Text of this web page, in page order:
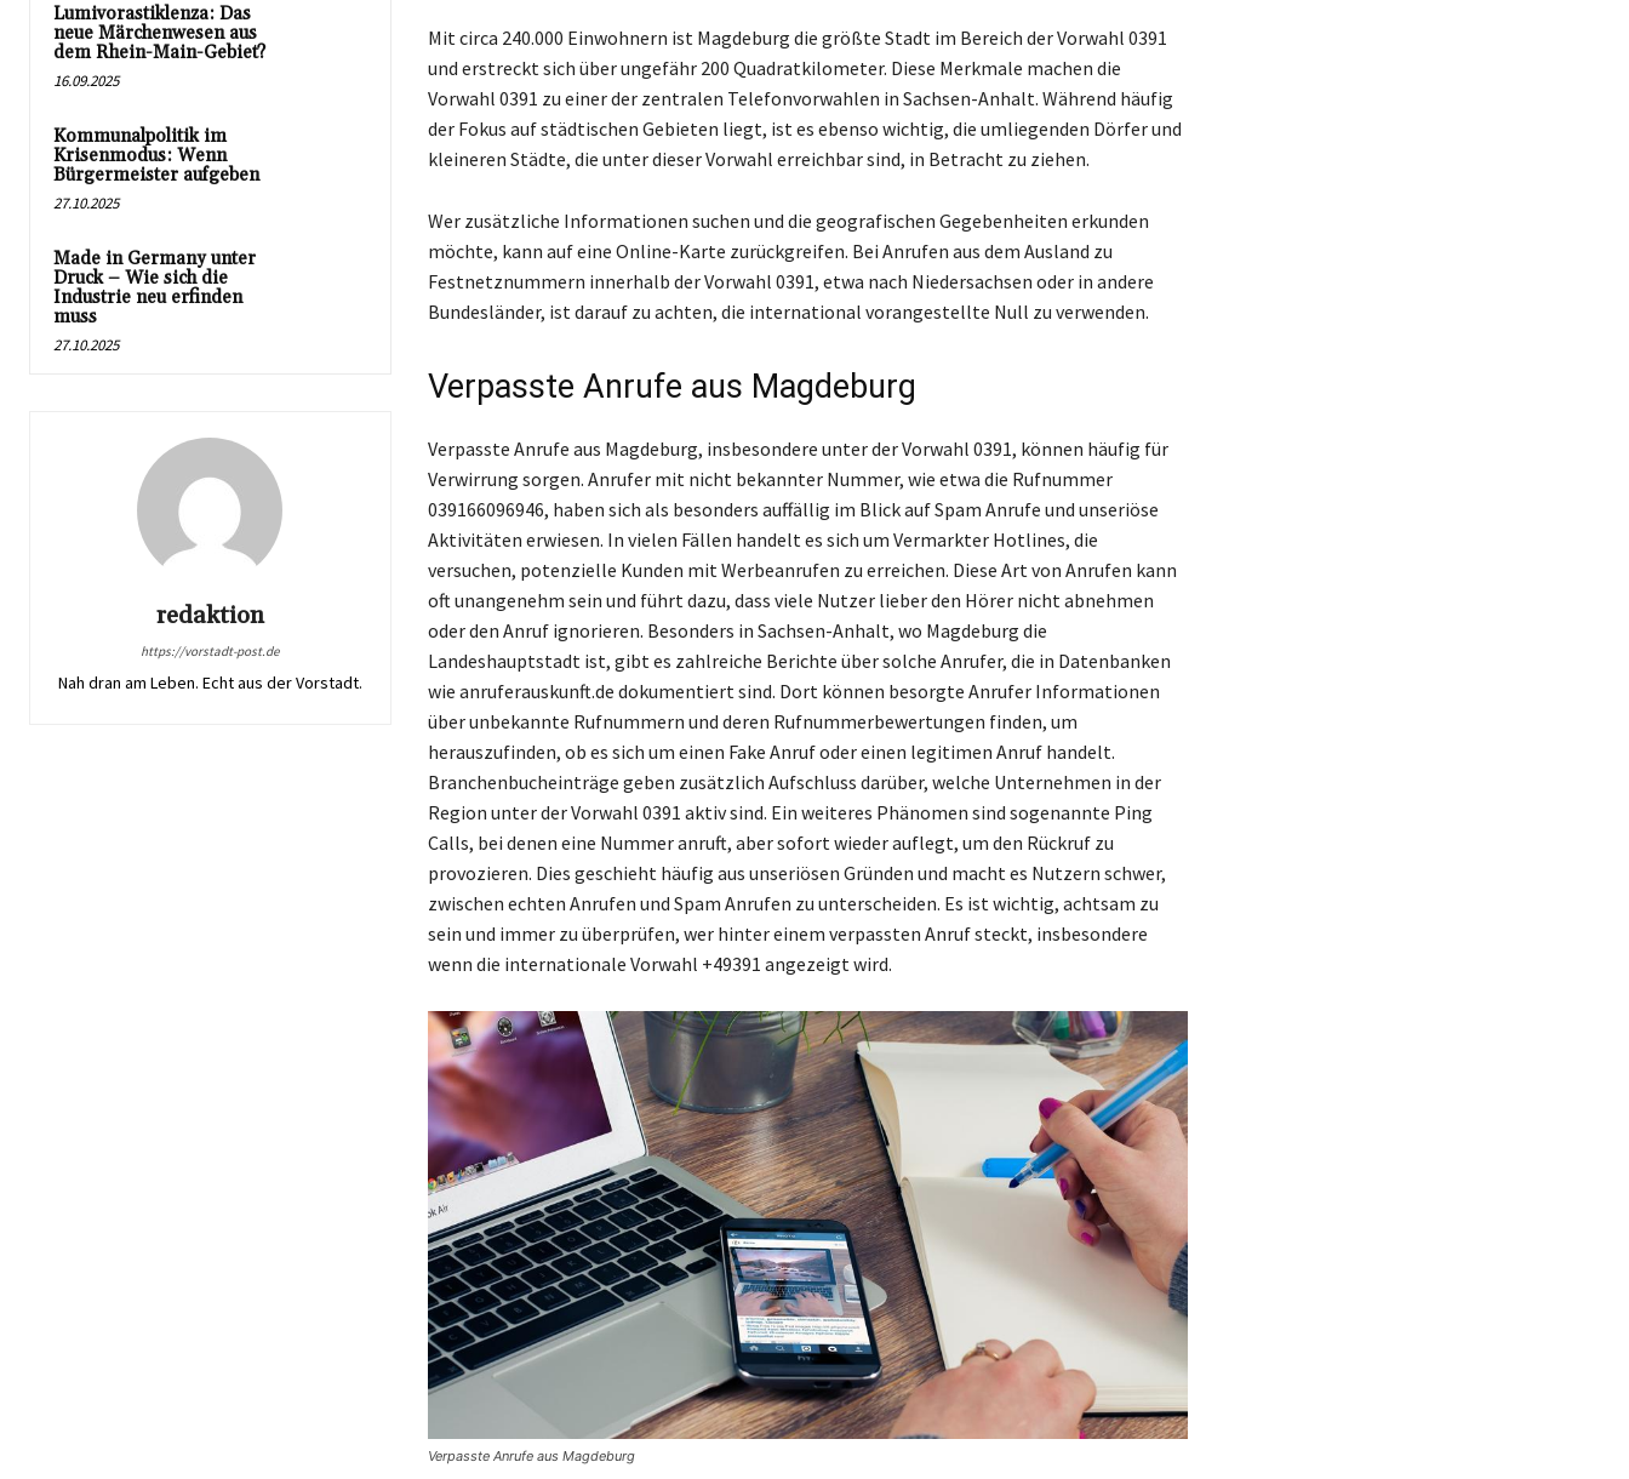
Lumivorastiklenza: Das
neue Märchenwesen aus
dem Rhein-Main-Gebiet?
16.09.2025
Kommunalpolitik im
Krisenmodus: Wenn
Bürgermeister aufgeben
27.10.2025
Made in Germany unter
Druck – Wie sich die
Industrie neu erfinden
muss
27.10.2025
redaktion
https://vorstadt-post.de
Nah dran am Leben. Echt aus der Vorstadt.
Mit circa 240.000 Einwohnern ist Magdeburg die größte Stadt im Bereich der Vorwahl 0391
und erstreckt sich über ungefähr 200 Quadratkilometer. Diese Merkmale machen die
Vorwahl 0391 zu einer der zentralen Telefonvorwahlen in Sachsen-Anhalt. Während häufig
der Fokus auf städtischen Gebieten liegt, ist es ebenso wichtig, die umliegenden Dörfer und
kleineren Städte, die unter dieser Vorwahl erreichbar sind, in Betracht zu ziehen.
Wer zusätzliche Informationen suchen und die geografischen Gegebenheiten erkunden
möchte, kann auf eine Online-Karte zurückgreifen. Bei Anrufen aus dem Ausland zu
Festnetznummern innerhalb der Vorwahl 0391, etwa nach Niedersachsen oder in andere
Bundesländer, ist darauf zu achten, die international vorangestellte Null zu verwenden.
Verpasste Anrufe aus Magdeburg
Verpasste Anrufe aus Magdeburg, insbesondere unter der Vorwahl 0391, können häufig für
Verwirrung sorgen. Anrufer mit nicht bekannter Nummer, wie etwa die Rufnummer
039166096946, haben sich als besonders auffällig im Blick auf Spam Anrufe und unseriöse
Aktivitäten erwiesen. In vielen Fällen handelt es sich um Vermarkter Hotlines, die
versuchen, potenzielle Kunden mit Werbeanrufen zu erreichen. Diese Art von Anrufen kann
oft unangenehm sein und führt dazu, dass viele Nutzer lieber den Hörer nicht abnehmen
oder den Anruf ignorieren. Besonders in Sachsen-Anhalt, wo Magdeburg die
Landeshauptstadt ist, gibt es zahlreiche Berichte über solche Anrufer, die in Datenbanken
wie anruferauskunft.de dokumentiert sind. Dort können besorgte Anrufer Informationen
über unbekannte Rufnummern und deren Rufnummerbewertungen finden, um
herauszufinden, ob es sich um einen Fake Anruf oder einen legitimen Anruf handelt.
Branchenbucheinträge geben zusätzlich Aufschluss darüber, welche Unternehmen in der
Region unter der Vorwahl 0391 aktiv sind. Ein weiteres Phänomen sind sogenannte Ping
Calls, bei denen eine Nummer anruft, aber sofort wieder auflegt, um den Rückruf zu
provozieren. Dies geschieht häufig aus unseriösen Gründen und macht es Nutzern schwer,
zwischen echten Anrufen und Spam Anrufen zu unterscheiden. Es ist wichtig, achtsam zu
sein und immer zu überprüfen, wer hinter einem verpassten Anruf steckt, insbesondere
wenn die internationale Vorwahl +49391 angezeigt wird.
Verpasste Anrufe aus Magdeburg